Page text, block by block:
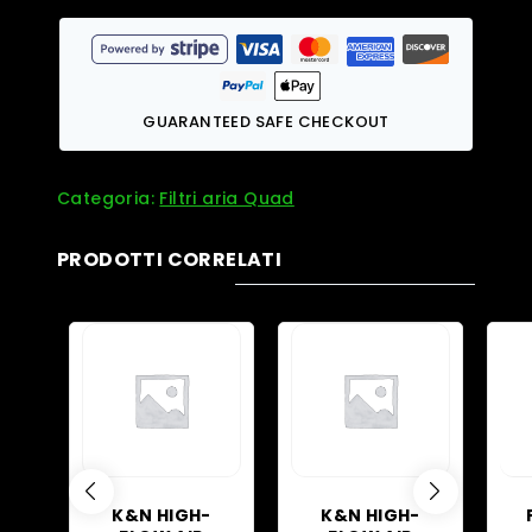
GUARANTEED SAFE CHECKOUT
Categoria: Filtri aria Quad
PRODOTTI CORRELATI
K&N HIGH-
K&N HIGH-